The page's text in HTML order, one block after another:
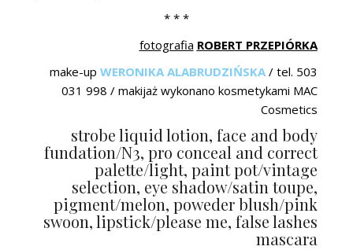
* * *
fotografia ROBERT PRZEPIÓRKA
make-up WERONIKA ALABRUDZIŃSKA/ tel. 503
031 998 / makijaż wykonano kosmetykami MAC
Cosmetics
strobe liquid lotion, face and body
fundation/N3, pro conceal and correct
palette/light, paint pot/vintage
selection, eye shadow/satin toupe,
pigment/melon, poweder blush/pink
swoon, lipstick/please me, false lashes
mascara